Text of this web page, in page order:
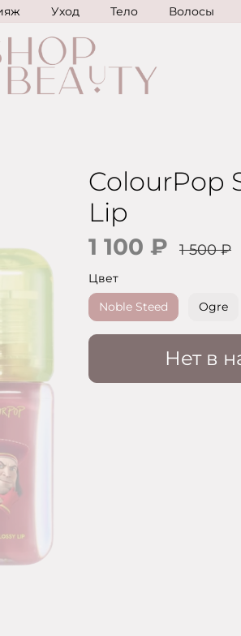
Уход Тело Волосы
ColourPop
Lip
1 100 ₽ 1 500 ₽
Нет в
Цвет
Noble Steed
Ogre